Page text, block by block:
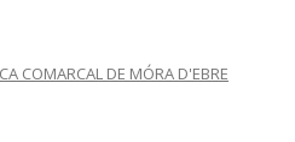
COMARCAL DE MÓRA D'EBRE